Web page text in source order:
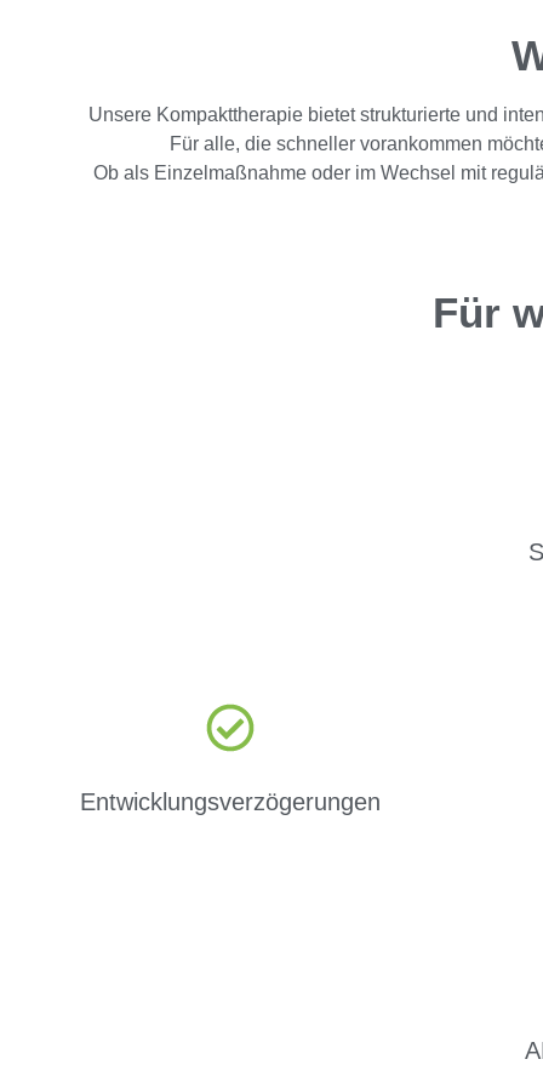
Unsere Kompakttherapie bietet strukturierte und
Für alle, die schneller vorankommen
Ob als Einzelmaßnahme oder im Wechsel mit
Für
Entwicklungsverzögerungen